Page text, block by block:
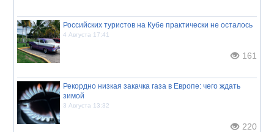
Российских туристов на Кубе практически не осталось
4 Августа 17:41
161
Рекордно низкая закачка газа в Европе: чего ждать
зимой
3 Августа 13:32
220